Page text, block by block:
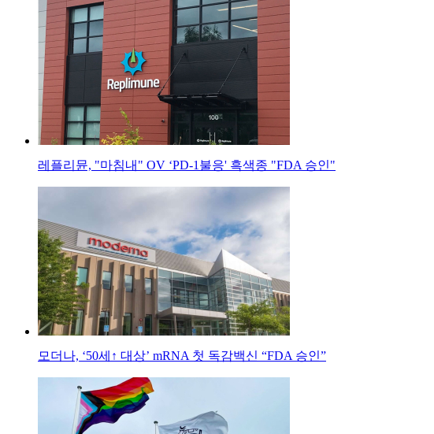
레플리뮨, "마침내" OV ‘PD-1불응' 흑색종 "FDA 승인"
모더나, ‘50세↑ 대상’ mRNA 첫 독감백신 “FDA 승인”